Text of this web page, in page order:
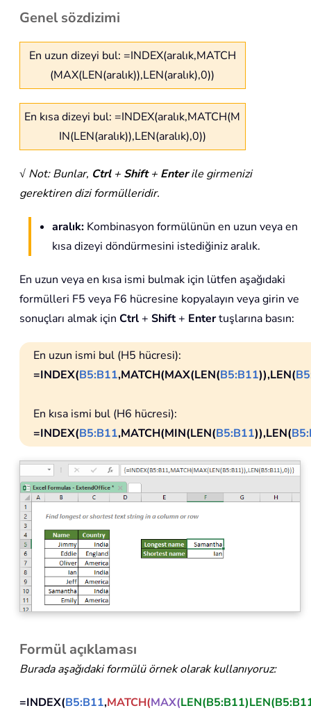
Genel sözdizimi
En uzun dizeyi bul: =INDEX(aralık,MATCH
(MAX(LEN(aralık)),LEN(aralık),0))
En kısa dizeyi bul: =INDEX(aralık,MATCH(M
IN(LEN(aralık)),LEN(aralık),0))
√ Not: Bunlar, Ctrl+ Shift+ Enterile girmenizi
gerektiren dizi formülleridir.
aralık: Kombinasyon formülünün en uzun veya en
kısa dizeyi döndürmesini istediğiniz aralık.
En uzun veya en kısa ismi bulmak için lütfen aşağıdaki
formülleri F5 veya F6 hücresine kopyalayın veya girin ve
sonuçları almak için Ctrl+ Shift+ Entertuşlarına basın:
En uzun ismi bul (H5 hücresi):
=INDEX(B5:B11,MATCH(MAX(LEN(B5:B11)),LEN(
En kısa ismi bul (H6 hücresi):
=INDEX(B5:B11,MATCH(MIN(LEN(B5:B11)),LEN(
Formül açıklaması
Burada aşağıdaki formülü örnek olarak kullanıyoruz:
=INDEX(B5:B11,MATCH(MAX(LEN(B5:B11)